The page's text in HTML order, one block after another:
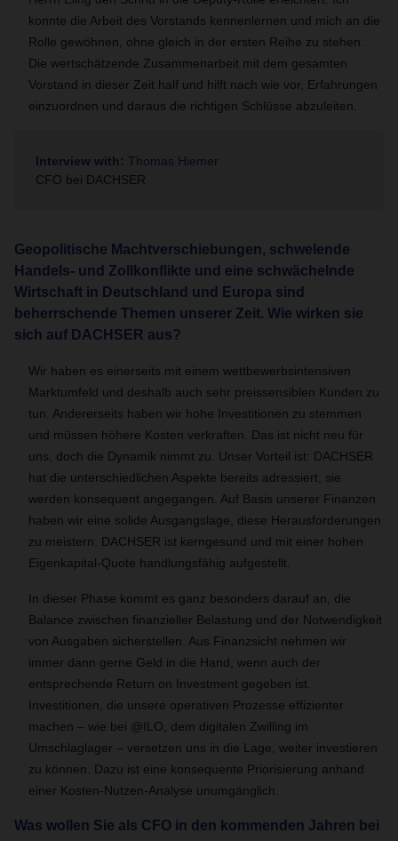
konnte die Arbeit des Vorstands kennenlernen und mich an die
Rolle gewöhnen, ohne gleich in der ersten Reihe zu stehen.
Die wertschätzende Zusammenarbeit mit dem gesamten
Vorstand in dieser Zeit half und hilft nach wie vor, Erfahrungen
einzuordnen und daraus die richtigen Schlüsse abzuleiten.
Interview with: Thomas Hiemer
CFO bei DACHSER
Geopolitische Machtverschiebungen, schwelende
Handels- und Zollkonflikte und eine schwächelnde
Wirtschaft in Deutschland und Europa sind
beherrschende Themen unserer Zeit. Wie wirken sie
sich auf DACHSER aus?
Wir haben es einerseits mit einem wettbewerbsintensiven
Marktumfeld und deshalb auch sehr preissensiblen Kunden zu
tun. Andererseits haben wir hohe Investitionen zu stemmen
und müssen höhere Kosten verkraften. Das ist nicht neu für
uns, doch die Dynamik nimmt zu. Unser Vorteil ist: DACHSER
hat die unterschiedlichen Aspekte bereits adressiert, sie
werden konsequent angegangen. Auf Basis unserer Finanzen
haben wir eine solide Ausgangslage, diese Herausforderungen
zu meistern. DACHSER ist kerngesund und mit einer hohen
Eigenkapital-Quote handlungsfähig aufgestellt.
In dieser Phase kommt es ganz besonders darauf an, die
Balance zwischen finanzieller Belastung und der Notwendigkeit
von Ausgaben sicherstellen. Aus Finanzsicht nehmen wir
immer dann gerne Geld in die Hand, wenn auch der
entsprechende Return on Investment gegeben ist.
Investitionen, die unsere operativen Prozesse effizienter
machen – wie bei @ILO, dem digitalen Zwilling im
Umschlaglager – versetzen uns in die Lage, weiter investieren
zu können. Dazu ist eine konsequente Priorisierung anhand
einer Kosten-Nutzen-Analyse unumgänglich.
Was wollen Sie als CFO in den kommenden Jahren bei